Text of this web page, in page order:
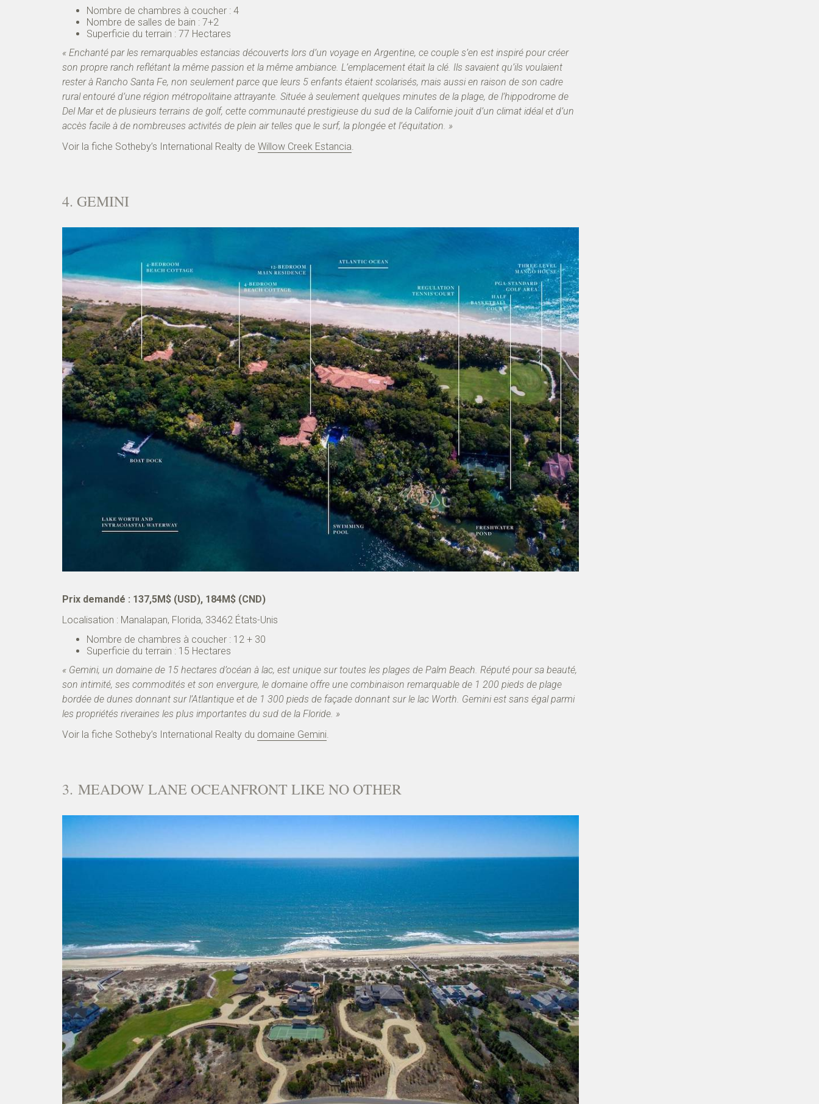
Nombre de chambres à coucher : 4
Nombre de salles de bain : 7+2
Superficie du terrain : 77 Hectares
« Enchanté par les remarquables estancias découverts lors d’un voyage en Argentine, ce couple s’en est inspiré pour créer
son propre ranch reflétant la même passion et la même ambiance. L’emplacement était la clé. Ils savaient qu’ils voulaient
rester à Rancho Santa Fe, non seulement parce que leurs 5 enfants étaient scolarisés, mais aussi en raison de son cadre
rural entouré d’une région métropolitaine attrayante. Située à seulement quelques minutes de la plage, de l’hippodrome de
Del Mar et de plusieurs terrains de golf, cette communauté prestigieuse du sud de la Californie jouit d’un climat idéal et d’un
accès facile à de nombreuses activités de plein air telles que le surf, la plongée et l’équitation. »
Voir la fiche Sotheby’s International Realty de Willow Creek Estancia.
4. GEMINI
Prix demandé : 137,5M$ (USD), 184M$ (CND)
Localisation : Manalapan, Florida, 33462 États-Unis
Nombre de chambres à coucher : 12 + 30
Superficie du terrain : 15 Hectares
« Gemini, un domaine de 15 hectares d’océan à lac, est unique sur toutes les plages de Palm Beach. Réputé pour sa beauté,
son intimité, ses commodités et son envergure, le domaine offre une combinaison remarquable de 1 200 pieds de plage
bordée de dunes donnant sur l’Atlantique et de 1 300 pieds de façade donnant sur le lac Worth. Gemini est sans égal parmi
les propriétés riveraines les plus importantes du sud de la Floride. »
Voir la fiche Sotheby’s International Realty du domaine Gemini.
3. MEADOW LANE OCEANFRONT LIKE NO OTHER